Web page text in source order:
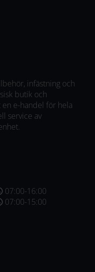
infästning och
butik och
e-handel för hela
service av
07:00-16:00
07:00-15:00